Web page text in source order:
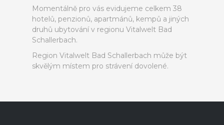
Momentálně pro vás evidujeme celkem 38
hotelů, penzionů, apartmánů, kempů a jiných
druhů ubytování v regionu Vitalwelt Bad
Schallerbach.
Region Vitalwelt Bad Schallerbach může být
skvělým místem pro strávení dovolené.